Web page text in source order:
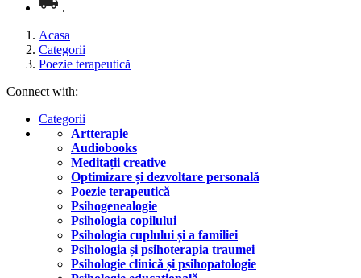
.
Acasa
Categorii
Poezie terapeutică
Connect with:
Categorii
Artterapie
Audiobooks
Meditații creative
Optimizare și dezvoltare personală
Poezie terapeutică
Psihogenealogie
Psihologia copilului
Psihologia cuplului și a familiei
Psihologia și psihoterapia traumei
Psihologie clinică și psihopatologie